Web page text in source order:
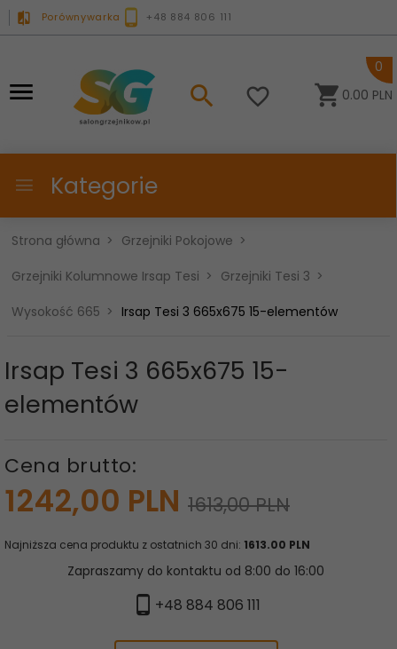
Porównywarka +48 884 806 111
0.00 PLN
0
Kategorie
Strona główna
Grzejniki Pokojowe
Grzejniki Kolumnowe Irsap Tesi
Grzejniki Tesi 3
Wysokość 665
Irsap Tesi 3 665x675 15-elementów
Irsap Tesi 3 665x675 15-
elementów
Cena brutto:
1242,00 PLN 1613,00 PLN
Najniższa cena produktu z ostatnich 30 dni: 1613.00 PLN
Zapraszamy do kontaktu od 8:00 do 16:00
+48 884 806 111